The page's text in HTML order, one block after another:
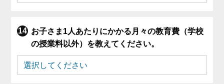
お子さま1人あたりにかかる月々の教育費（学校
の授業料以外）を教えてください。